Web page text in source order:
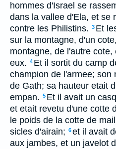
hommes d'Israel se
dans la vallee d'Ela, et se
contre les Philistins. 3 Et
sur la montagne, d'un
montagne, de l'autre
eux. 4 Et il sortit du camp
champion de l'armee; son
de Gath; sa hauteur etait
empan. 5 Et il avait un
et etait revetu d'une cotte
le poids de la cotte de
sicles d'airain; 6et il avait
aux jambes, et un javelot